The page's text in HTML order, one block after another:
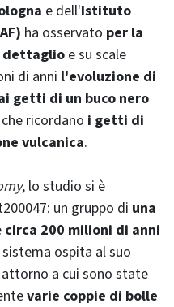
e dell'Istituto
ha osservato per la
dettaglio e su scale
di anni l'evoluzione di
getti di un buco nero
ricordano i getti di
vulcanica.
, lo studio si è
un gruppo di una
circa 200 milioni di anni
ospita al suo
attorno a cui sono state
varie coppie di bolle